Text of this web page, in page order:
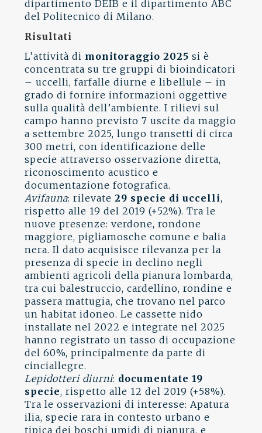
dipartimento DEIB e il dipartimento ABC
del Politecnico di Milano.
Risultati
L’attività di monitoraggio 2025 si è
concentrata su tre gruppi di bioindicatori
– uccelli, farfalle diurne e libellule – in
grado di fornire informazioni oggettive
sulla qualità dell’ambiente. I rilievi sul
campo hanno previsto 7 uscite da maggio
a settembre 2025, lungo transetti di circa
300 metri, con identificazione delle
specie attraverso osservazione diretta,
riconoscimento acustico e
documentazione fotografica.
Avifauna: rilevate29 specie di uccelli,
rispetto alle 19 del 2019 (+52%). Tra le
nuove presenze: verdone, rondone
maggiore, pigliamosche comune e balia
nera. Il dato acquisisce rilevanza per la
presenza di specie in declino negli
ambienti agricoli della pianura lombarda,
tra cui balestruccio, cardellino, rondine e
passera mattugia, che trovano nel parco
un habitat idoneo. Le cassette nido
installate nel 2022 e integrate nel 2025
hanno registrato un tasso di occupazione
del 60%, principalmente da parte di
cinciallegre.
Lepidotteri diurni: documentate 19
specie, rispetto alle 12 del 2019 (+58%).
Tra le osservazioni di interesse: Apatura
ilia, specie rara in contesto urbano e
tipica dei boschi umidi di pianura, e